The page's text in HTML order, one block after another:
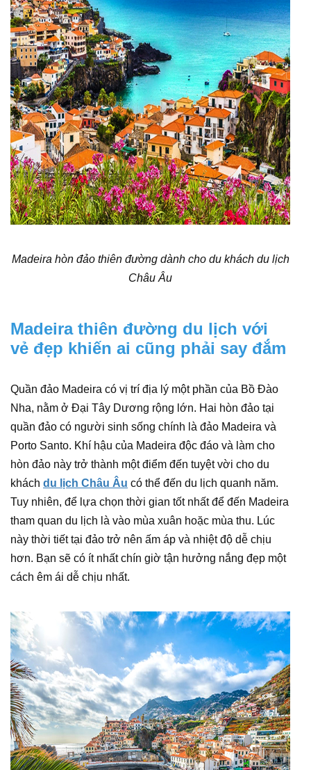
Madeira hòn đảo thiên đường dành cho du khách du lịch
Châu Âu
Madeira thiên đường du lịch với
vẻ đẹp khiến ai cũng phải say đắm
Quần đảo Madeira có vị trí địa lý một phần của Bồ Đào
Nha, nằm ở Đại Tây Dương rộng lớn. Hai hòn đảo tại
quần đảo có người sinh sống chính là đảo Madeira và
Porto Santo. Khí hậu của Madeira độc đáo và làm cho
hòn đảo này trở thành một điểm đến tuyệt vời cho du
khách du lịch Châu Âu có thể đến du lịch quanh năm.
Tuy nhiên, để lựa chọn thời gian tốt nhất để đến Madeira
tham quan du lịch là vào mùa xuân hoặc mùa thu. Lúc
này thời tiết tại đảo trở nên ấm áp và nhiệt độ dễ chịu
hơn. Bạn sẽ có ít nhất chín giờ tận hưởng nắng đẹp một
cách êm ái dễ chịu nhất.